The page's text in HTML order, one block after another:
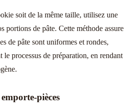
soit de la même taille, utilisez une
portions de pâte. Cette méthode assure
de pâte sont uniformes et rondes,
processus de préparation, en rendant
pièces